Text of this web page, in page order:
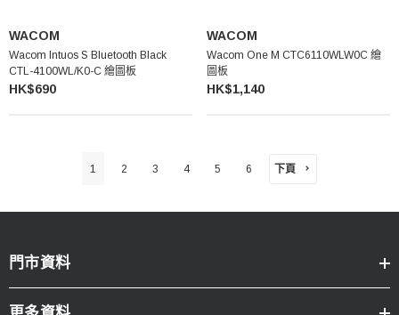
WACOM
Wacom Intuos S Bluetooth Black
CTL-4100WL/K0-C 繪圖板
HK$690
WACOM
Wacom One M CTC6110WLW0C 繪
圖板
HK$1,140
1 2 3 4 5 6 下頁
門市資料